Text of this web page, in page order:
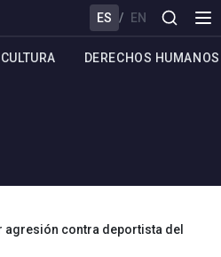
ES / EN
CULTURA DERECHOS HUMANOS
agresión contra deportista del